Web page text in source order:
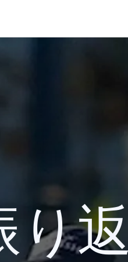
り